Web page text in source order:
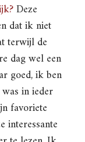
Deze
dat ik niet
terwijl de
dag wel een
goed, ik ben
in ieder
favoriete
interessante